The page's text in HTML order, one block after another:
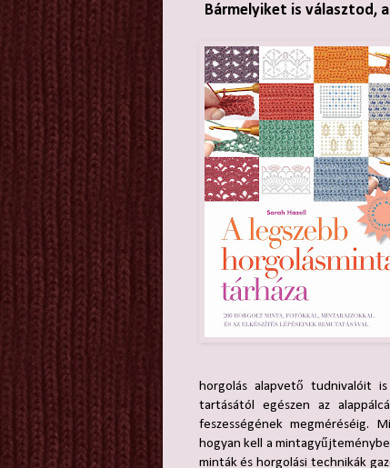
Bármelyiket is választod,
horgolás alapvető tudnivalóit
tartásától egészen az
feszességének megméréséig.
hogyan kell a
minták és horgolási technikák